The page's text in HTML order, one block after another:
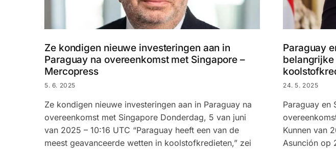
Ze kondigen nieuwe investeringen aan in
Paraguay na overeenkomst met Singapore –
Mercopress
5. 6. 2025
Ze kondigen nieuwe investeringen aan in Paraguay na
overeenkomst met Singapore Donderdag, 5 van juni
van 2025 – 10:16 UTC “Paraguay heeft een van de
meest geavanceerde wetten in koolstofkredieten,” zei
Paraguay
24. 5. 2025
Paraguay en
Kunnen van
Asunción op